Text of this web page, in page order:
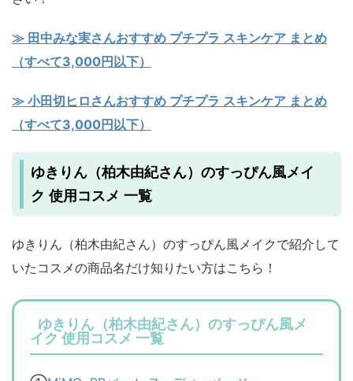
≫ 田中みな実さんおすすめ プチプラ スキンケア まとめ
（すべて3,000円以下）
≫ 小田切ヒロさんおすすめ プチプラ スキンケア まとめ
（すべて3,000円以下）
ゆきりん（柏木由紀さん）のすっぴん風メイ
ク 使用コスメ 一覧
ゆきりん（柏木由紀さん）のすっぴん風メイクで紹介して
いたコスメの商品名だけ知りたい方はこちら！
ゆきりん（柏木由紀さん）のすっぴん風メ
イク 使用コスメ 一覧